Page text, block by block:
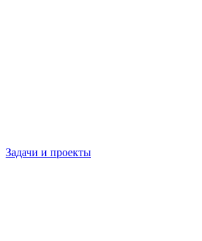
Задачи и проекты